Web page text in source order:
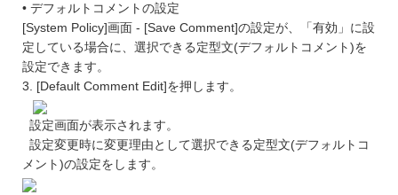
• デフォルトコメントの設定
[System Policy]画面 - [Save Comment]の設定が、「有効」に設
定している場合に、選択できる定型文(デフォルトコメント)を
設定できます。
3. [Default Comment Edit]を押します。
設定画面が表示されます。
設定変更時に変更理由として選択できる定型文(デフォルトコ
メント)の設定をします。